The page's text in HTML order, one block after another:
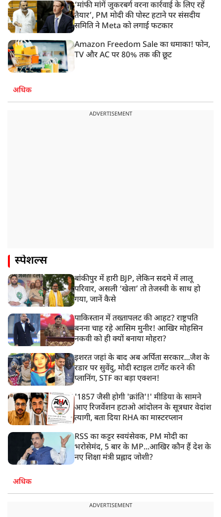
‘मांफी मांगें जुकरबर्ग वरना कार्रवाई के लिए रहें
तैयार’, PM मोदी की पोस्ट हटाने पर संसदीय
समिति ने Meta को लगाई फटकार
Amazon Freedom Sale का धमाका! फोन,
TV और AC पर 80% तक की छूट
अधिक
ADVERTISEMENT
स्पेशल्स
बांकीपुर में हारी BJP, लेकिन सदमे में लालू
परिवार, असली ‘खेला’ तो तेजस्वी के साथ हो
गया, जानें कैसे
पाकिस्तान में तख्तापलट की आहट? राष्ट्रपति
बनना चाह रहे आसिम मुनीर! आखिर मोहसिन
नकवी को ही क्यों बनाया मोहरा?
इशरत जहां के बाद अब अर्पिता सरकार...जैश के
रडार पर सुवेंदु, मोदी स्टाइल टार्गेट करने की
प्लानिंग, STF का बड़ा एक्शन!
'1857 जैसी होगी 'क्रांति'!' मीडिया के सामने
आए रिजर्वेशन हटाओ आंदोलन के सूत्रधार वेदांश
त्यागी, बता दिया RHA का मास्टरप्लान
RSS का कट्टर स्वयंसेवक, PM मोदी का
भरोसेमंद, 5 बार के MP...आखिर कौन हैं देश के
नए शिक्षा मंत्री प्रह्लाद जोशी?
अधिक
ADVERTISEMENT